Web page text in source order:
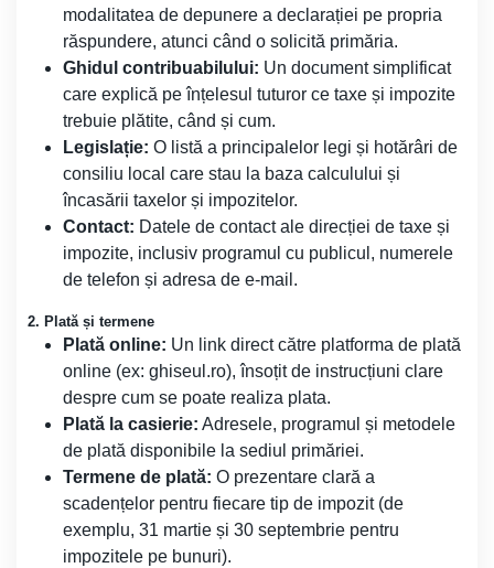
modalitatea de depunere a declarației pe propria
răspundere, atunci când o solicită primăria.
Ghidul contribuabilului: Un document simplificat
care explică pe înțelesul tuturor ce taxe și impozite
trebuie plătite, când și cum.
Legislație: O listă a principalelor legi și hotărâri de
consiliu local care stau la baza calculului și
încasării taxelor și impozitelor.
Contact: Datele de contact ale direcției de taxe și
impozite, inclusiv programul cu publicul, numerele
de telefon și adresa de e-mail.
2. Plată și termene
Plată online: Un link direct către platforma de plată
online (ex: ghiseul.ro), însoțit de instrucțiuni clare
despre cum se poate realiza plata.
Plată la casierie: Adresele, programul și metodele
de plată disponibile la sediul primăriei.
Termene de plată: O prezentare clară a
scadențelor pentru fiecare tip de impozit (de
exemplu, 31 martie și 30 septembrie pentru
impozitele pe bunuri).